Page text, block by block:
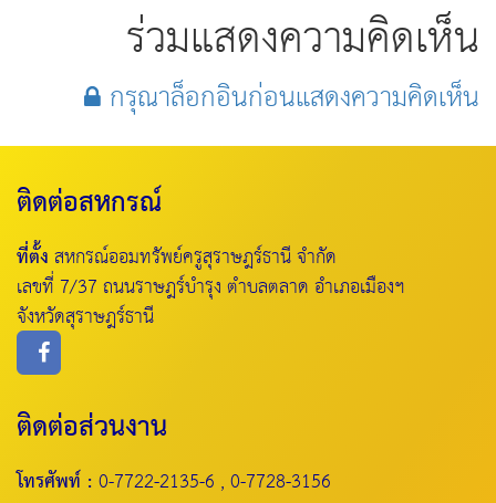
ร่วมแสดงความคิดเห็น
กรุณาล็อกอินก่อนแสดงความคิดเห็น
ติดต่อสหกรณ์
ที่ตั้งสหกรณ์ออมทรัพย์ครูสุราษฎร์ธานี จำกัด
เลขที่ 7/37 ถนนราษฎร์บำรุง ตำบลตลาด อำเภอเมืองฯ
จังหวัดสุราษฎร์ธานี
ติดต่อส่วนงาน
โทรศัพท์ :0-7722-2135-6 , 0-7728-3156